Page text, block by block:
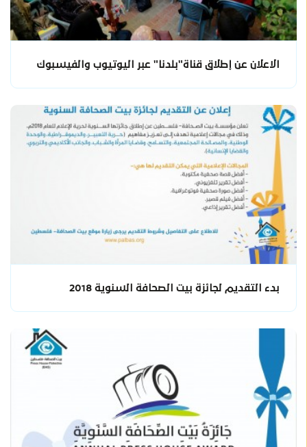
الاعلان عن إطلاق قناة"بلدنا" عبر اليوتيوب والفيسبوك
بدء التقديم لجائزة بيت الصحافة السنوية 2018